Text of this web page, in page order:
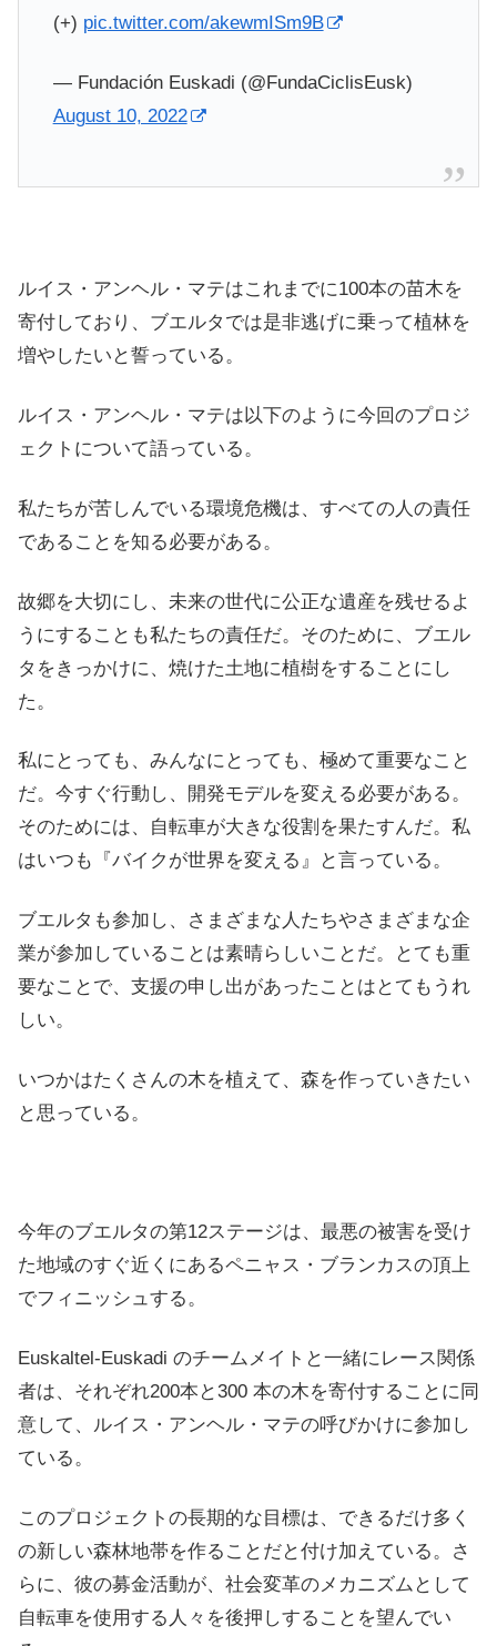
(+) pic.twitter.com/akewmISm9B
— Fundación Euskadi (@FundaCiclisEusk)
August 10, 2022
ルイス・アンヘル・マテはこれまでに100本の苗木を
寄付しており、ブエルタでは是非逃げに乗って植林を
増やしたいと誓っている。
ルイス・アンヘル・マテは以下のように今回のプロジ
ェクトについて語っている。
私たちが苦しんでいる環境危機は、すべての人の責任
であることを知る必要がある。
故郷を大切にし、未来の世代に公正な遺産を残せるよ
うにすることも私たちの責任だ。そのために、ブエル
タをきっかけに、焼けた土地に植樹をすることにし
た。
私にとっても、みんなにとっても、極めて重要なこと
だ。今すぐ行動し、開発モデルを変える必要がある。
そのためには、自転車が大きな役割を果たすんだ。私
はいつも『バイクが世界を変える』と言っている。
ブエルタも参加し、さまざまな人たちやさまざまな企
業が参加していることは素晴らしいことだ。とても重
要なことで、支援の申し出があったことはとてもうれ
しい。
いつかはたくさんの木を植えて、森を作っていきたい
と思っている。
今年のブエルタの第12ステージは、最悪の被害を受け
た地域のすぐ近くにあるペニャス・ブランカスの頂上
でフィニッシュする。
Euskaltel-Euskadi のチームメイトと一緒にレース関係
者は、それぞれ200本と300 本の木を寄付することに同
意して、ルイス・アンヘル・マテの呼びかけに参加し
ている。
このプロジェクトの長期的な目標は、できるだけ多く
の新しい森林地帯を作ることだと付け加えている。さ
らに、彼の募金活動が、社会変革のメカニズムとして
自転車を使用する人々を後押しすることを望んでい